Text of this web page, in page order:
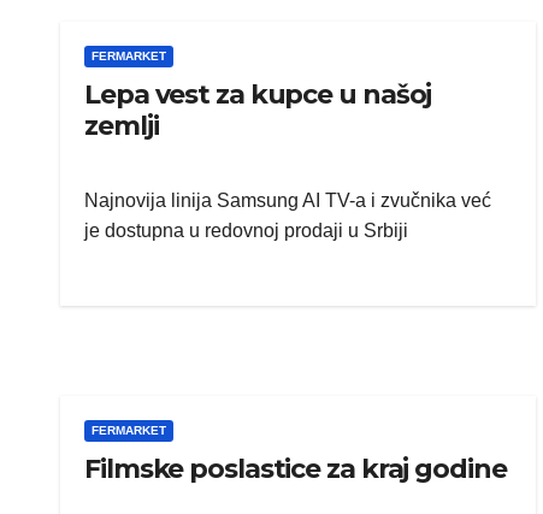
FERMARKET
Lepa vest za kupce u našoj
zemlji
Najnovija linija Samsung AI TV-a i zvučnika već
je dostupna u redovnoj prodaji u Srbiji
FERMARKET
Filmske poslastice za kraj godine